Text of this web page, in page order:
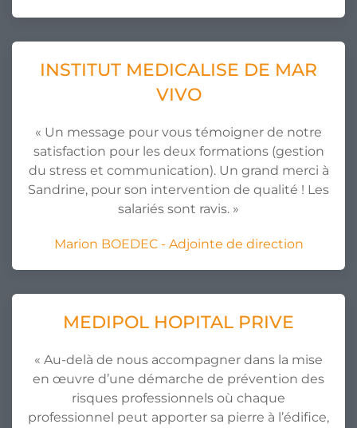
INSTITUT MEDICALISE DE MAR
VIVO
« Un message pour vous témoigner de notre
satisfaction pour les deux formations (gestion
du stress et communication). Un grand merci à
Sandrine, pour son intervention de qualité ! Les
salariés sont ravis. »
Marion BOEDEC - Adjointe de direction
MEDIPOL HOPITAL PRIVE
« Au-delà de nous accompagner dans la mise
en œuvre d’une démarche de prévention des
risques professionnels où chaque
professionnel peut apporter sa pierre à l’édifice,